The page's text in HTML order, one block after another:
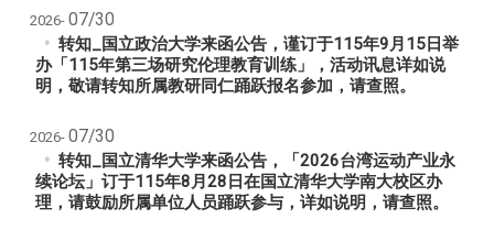
2026- 07/30
转知_国立政治大学来函公告，谨订于115年9月15日举
办「115年第三场研究伦理教育训练」，活动讯息详如说
明，敬请转知所属教研同仁踊跃报名参加，请查照。
2026- 07/30
转知_国立清华大学来函公告，「2026台湾运动产业永
续论坛」订于115年8月28日在国立清华大学南大校区办
理，请鼓励所属单位人员踊跃参与，详如说明，请查照。